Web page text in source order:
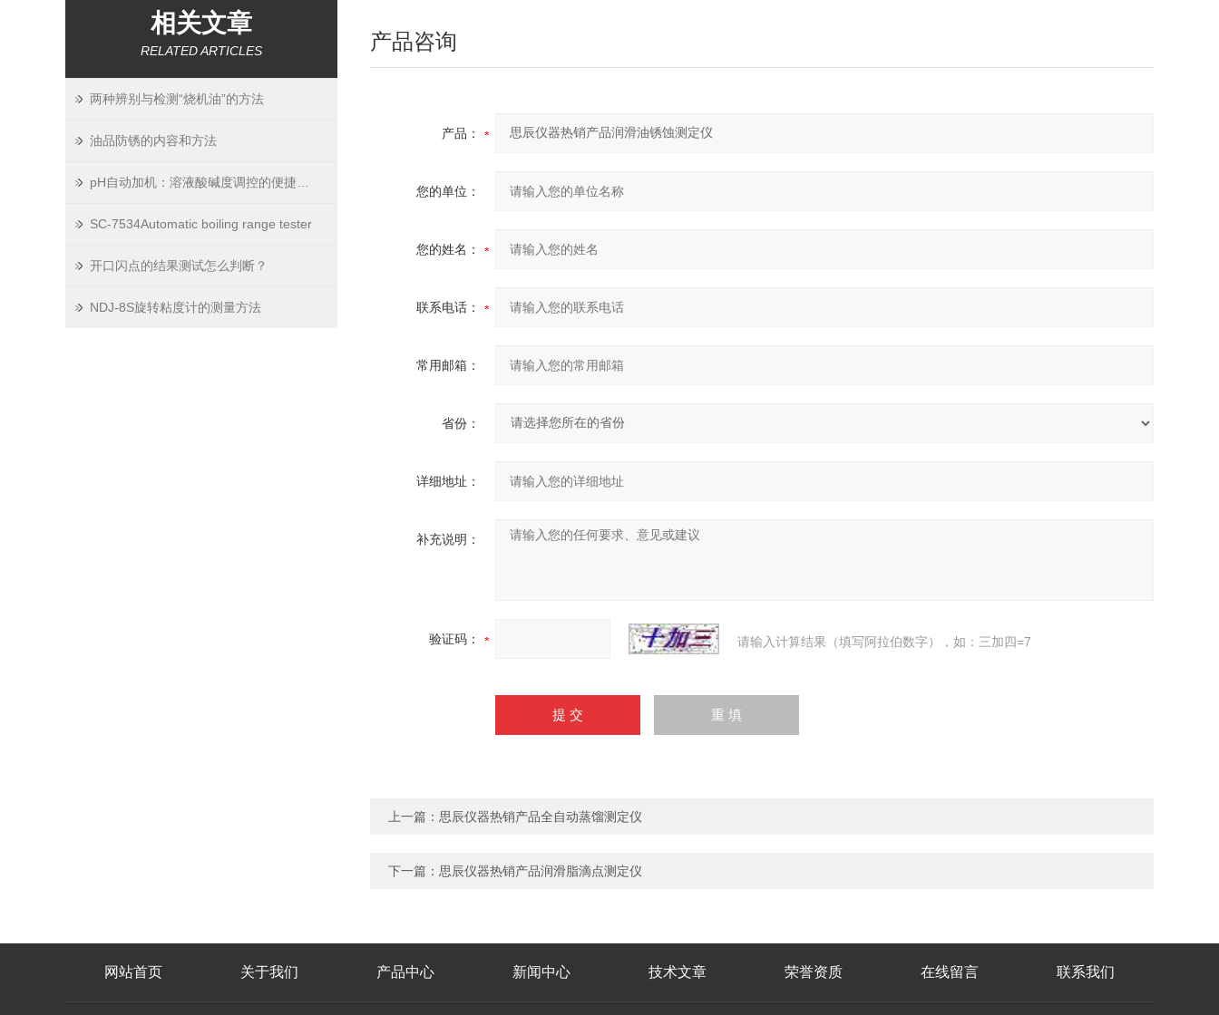
相关文章
RELATED ARTICLES
两种辨别与检测“烧机油”的方法
油品防锈的内容和方法
SC-7534Automatic boiling range tester
开口闪点的结果测试怎么判断？
NDJ-8S旋转粘度计的测量方法
产品咨询
产品：
您的单位：
您的姓名：
联系电话：
常用邮箱：
省份：
详细地址：
补充说明：
验证码： 请输入计算结果（填写阿拉伯数字），如：三加四=7
上一篇： 思辰仪器热销产品全自动蒸馏测定仪
下一篇： 思辰仪器热销产品润滑脂滴点测定仪
网站首页 关于我们 产品中心 新闻中心 技术文章 荣誉资质 在线留言 联系我们